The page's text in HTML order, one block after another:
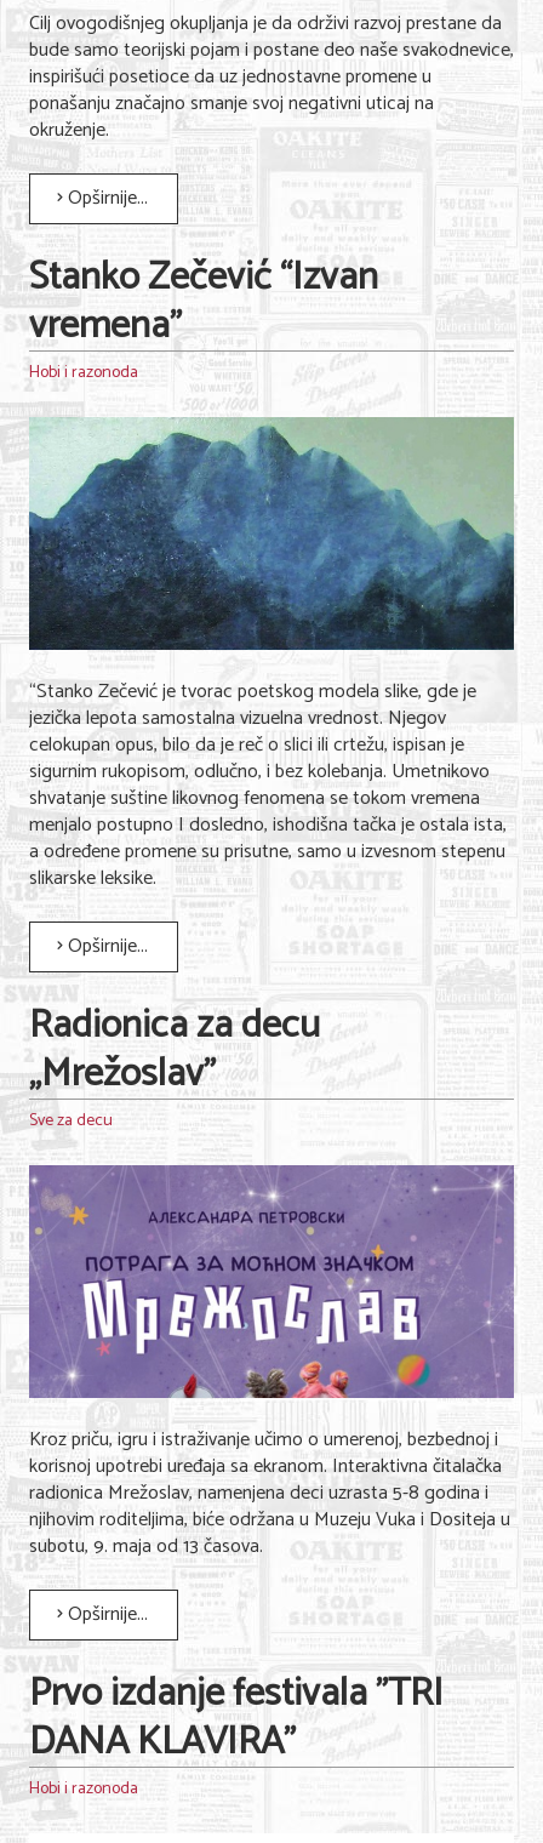
Cilj ovogodišnjeg okupljanja je da održivi razvoj prestane da
bude samo teorijski pojam i postane deo naše svakodnevice,
inspirišući posetioce da uz jednostavne promene u
ponašanju značajno smanje svoj negativni uticaj na
okruženje.
Opširnije...
Stanko Zečević “Izvan
vremena”
Hobi i razonoda
“Stanko Zečević je tvorac poetskog modela slike, gde je
jezička lepota samostalna vizuelna vrednost. Njegov
celokupan opus, bilo da je reč o slici ili crtežu, ispisan je
sigurnim rukopisom, odlučno, i bez kolebanja. Umetnikovo
shvatanje suštine likovnog fenomena se tokom vremena
menjalo postupno I dosledno, ishodišna tačka je ostala ista,
a određene promene su prisutne, samo u izvesnom stepenu
slikarske leksike.
Opširnije...
Radionica za decu
„Mrežoslav”
Sve za decu
Kroz priču, igru i istraživanje učimo o umerenoj, bezbednoj i
korisnoj upotrebi uređaja sa ekranom. Interaktivna čitalačka
radionica Mrežoslav, namenjena deci uzrasta 5-8 godina i
njihovim roditeljima, biće održana u Muzeju Vuka i Dositeja u
subotu, 9. maja od 13 časova.
Opširnije...
Prvo izdanje festivala "TRI
DANA KLAVIRA"
Hobi i razonoda